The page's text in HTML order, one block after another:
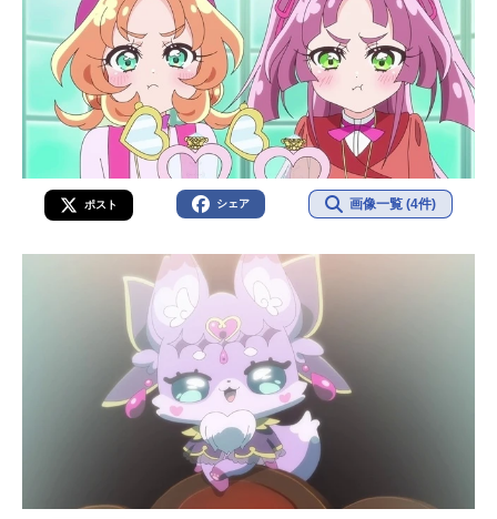
ポスト シェア 画像一覧 (4件)